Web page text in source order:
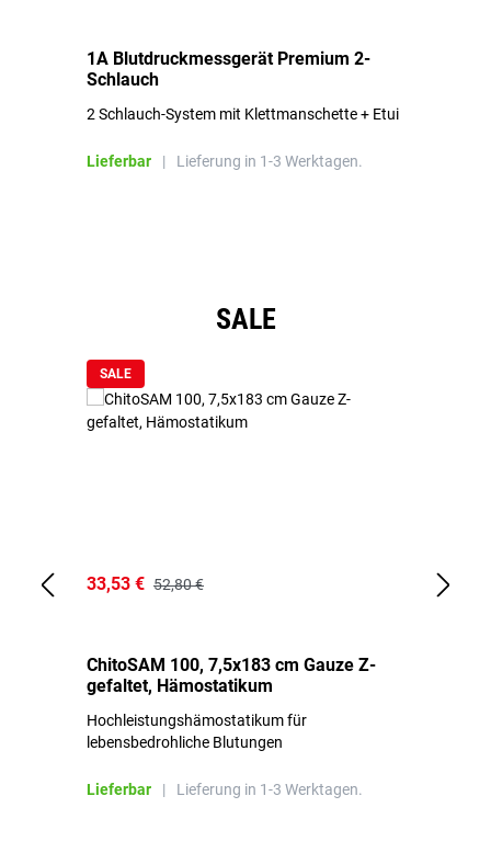
1A Blutdruckmessgerät Premium 2-
Schlauch
2 Schlauch-System mit Klettmanschette + Etui
Lieferbar | Lieferung in 1-3 Werktagen.
SALE
SALE
33,53 € 52,80 €
ChitoSAM 100, 7,5x183 cm Gauze Z-
gefaltet, Hämostatikum
Hochleistungshämostatikum für
lebensbedrohliche Blutungen
Lieferbar | Lieferung in 1-3 Werktagen.